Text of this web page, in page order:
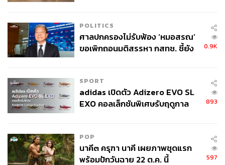
POLITICS
ศาลปกครองไม่รับฟ้อง ‘หมอสรณ’
ขอเพิกถอนมติสรรหา กสทช. ชี้ยัง
0.9K
SPORT
adidas เปิดตัว Adizero EVO SL
EXO คอลเล็กชันพิเศษรับฤดูกาล
893
POP
นาคี๓ ครุฑา นาคี เผยภาพชุดแรก
พร้อมปักวันฉาย 22 ต.ค. นี้
597